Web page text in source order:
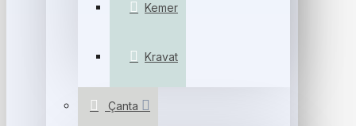
Kemer
Kravat
Çanta